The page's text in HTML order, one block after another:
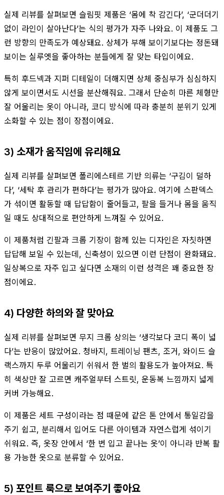
실제 리뷰를 살펴보면 슬림핏 제품은 ‘몸에 착 감긴다’, ‘군더더기
없이 라인이 살아난다’는 식의 평가가 자주 나와요. 이 제품도 그
런 방향의 만족도가 예상돼요. 상체가 부해 보이기보다는 정돈돼
보이는 실루엣을 좋아하는 분들에게 잘 맞는 타입이에요.
특히 후드넥과 지퍼 디테일이 더해지면 상체 중심부가 심심하지
않게 보이면서도 시선을 분산해줘요. 그래서 단순히 마른 체형만
잘 어울리는 옷이 아니라, 코디 방식에 따라 충분히 분위기 있게
소화할 수 있는 점이 장점이에요.
3) 소재가 움직임에 유리해요
실제 리뷰를 살펴보면 폴리에스테르 기반 의류는 ‘구김이 덜하
다’, ‘세탁 후 관리가 편하다’는 평가가 많아요. 여기에 스판덱스
가 섞이면 활동할 때 답답함이 줄어들고, 팔을 들거나 몸을 움직
일 때도 상대적으로 편안하게 느껴질 수 있어요.
이 제품처럼 긴팔과 크롭 기장이 함께 있는 디자인은 자칫하면
답답해 보일 수 있는데, 신축성이 있으면 이런 단점이 완화돼요.
일상복으로 자주 입고 싶다면 소재의 이런 성격은 꽤 중요한 장
점이에요.
4) 다양한 하의와 잘 맞아요
실제 리뷰를 살펴보면 무지 크롭 상의는 ‘생각보다 코디 폭이 넓
다’는 반응이 많았어요. 청바지, 트레이닝 팬츠, 조거, 와이드 슬
랙스까지 두루 어울리기 쉬워서 한 벌의 활용도가 높아져요. 특
히 색상만 잘 고르면 캐주얼부터 스트릿, 운동복 느낌까지 넓게
커버 가능해요.
이 제품은 세트 구성이라는 점 때문에 같은 톤 안에서 통일감을
주기 쉽고, 분리해서 입어도 다른 아이템과 자연스럽게 섞이기
쉬워요. 즉, 옷장 안에서 ‘한 번 입고 끝나는 옷’이 아니라 반복 활
용 가능한 옷으로 분류할 수 있어요.
5) 포인트 룩으로 보여주기 좋아요